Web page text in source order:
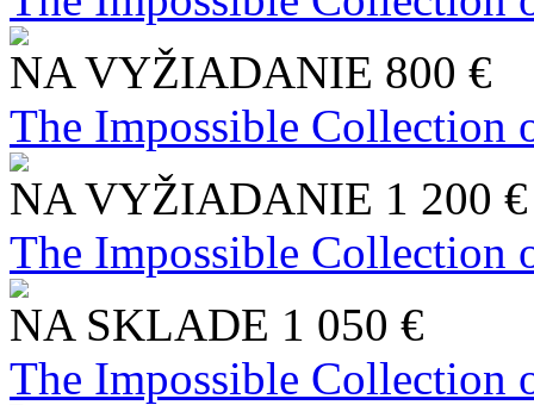
NA VYŽIADANIE 800 €
The Impossible Collection
NA VYŽIADANIE 1 200 €
The Impossible Collection
NA SKLADE 1 050 €
The Impossible Collection